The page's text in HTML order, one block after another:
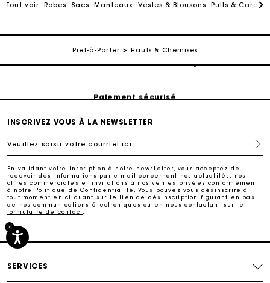
Tout voir Robes Sacs Manteaux Vestes & Blousons Pulls &
Prêt-à-Porter Hauts & Chemises
Paiement sécurisé
Suivi de commande
Paiement sécurisé
INSCRIVEZ VOUS À LA NEWSLETTER
Veuillez saisir votre courriel ici
En validant votre inscription à notre newsletter, vous acceptez de
recevoir des informations par e-mail concernant nos actualités, nos
offres commerciales et invitations à nos ventes privées conformément
à notre
Politique de Confidentialité
. Vous pouvez vous désinscrire à
tout moment en cliquant sur le lien de désinscription figurant en bas
de nos communications électroniques ou en nous contactant sur le
formulaire de contact
SERVICES